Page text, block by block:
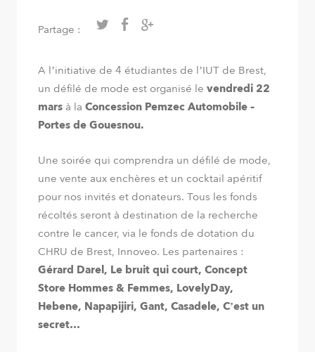
Partage :
A l’initiative de 4 étudiantes de l’IUT de Brest,
un défilé de mode est organisé le vendredi 22
mars à la Concession Pemzec Automobile –
Portes de Gouesnou.
Une soirée qui comprendra un défilé de mode,
une vente aux enchères et un cocktail apéritif
pour nos invités et donateurs. Tous les fonds
récoltés seront à destination de la recherche
contre le cancer, via le fonds de dotation du
CHRU de Brest, Innoveo. Les partenaires :
Gérard Darel, Le bruit qui court, Concept
Store Hommes & Femmes, LovelyDay,
Hebene, Napapijiri, Gant, Casadele, C’est un
secret…